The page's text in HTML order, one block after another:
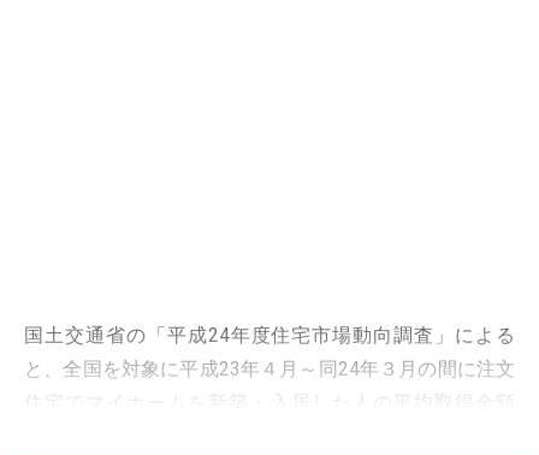
国土交通省の「平成24年度住宅市場動向調査」による
と、全国を対象に平成23年４月～同24年３月の間に注文
住宅でマイホームを新築・入居した人の平均取得金額